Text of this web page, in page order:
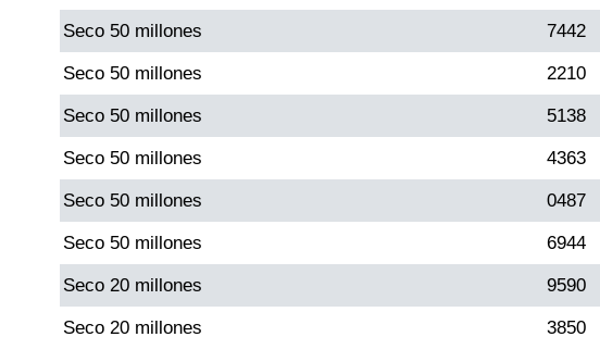
Culona día
Culona noche
Dorado Mañana
Dorado Tarde
Dorado Noche
Seco 50 millones 7442
Seco 50 millones 2210
Seco 50 millones 5138
Seco 50 millones 4363
Seco 50 millones 0487
Seco 50 millones 6944
Seco 20 millones 9590
Seco 20 millones 3850